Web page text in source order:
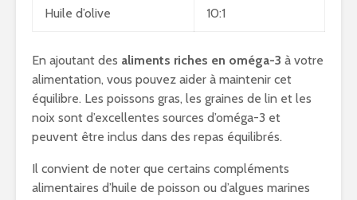
Huile d’olive 10:1
En ajoutant des aliments riches en oméga-3 à votre
alimentation, vous pouvez aider à maintenir cet
équilibre. Les poissons gras, les graines de lin et les
noix sont d’excellentes sources d’oméga-3 et
peuvent être inclus dans des repas équilibrés.
Il convient de noter que certains compléments
alimentaires d’huile de poisson ou d’algues marines